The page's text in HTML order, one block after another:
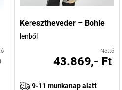
Keresztheveder – Bohle
lenből
Nettó
43.869,- Ft
9-11 munkanap alatt